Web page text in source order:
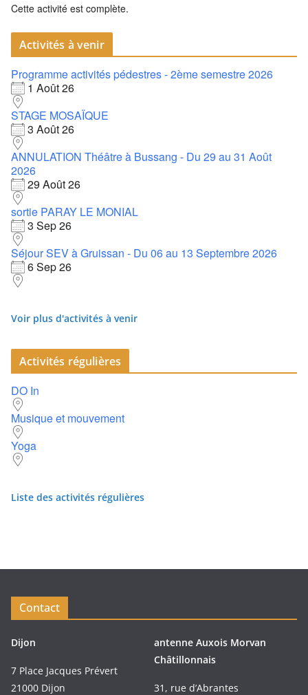
Cette activité est complète.
Activités à venir
Programme activités pédestres - 2ème semestre 2026
1 Août 26
STAGE MOSAÏQUE
3 Août 26
ANNULATION Théâtre à Bussang - Du 29 au 31 Août
2026
29 Août 26
sortie PARAY LE MONIAL
3 Sep 26
Séjour SEV à Gruissan - Du 06 au 13 Septembre 2026
6 Sep 26
Voir plus d'activités à venir
Activités régulières
DO In
Musique et mouvement
Yoga
Liste des activités régulières
Contact
Dijon
7 Place Jacques Prévert
21000 Dijon
antenne Auxois Morvan
Châtillonnais
31, rue d’Abrantes